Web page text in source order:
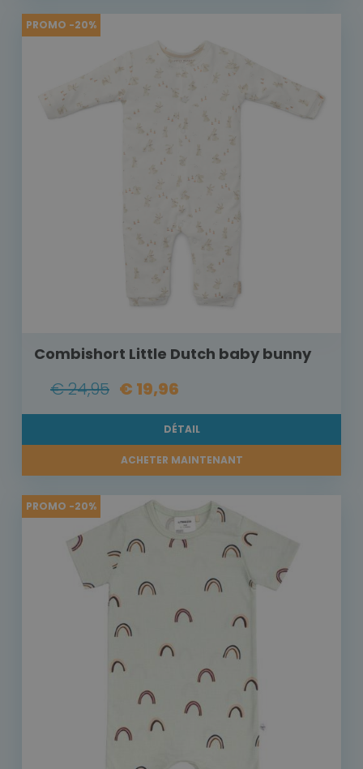
PROMO -20%
Combishort Little Dutch baby bunny
€ 24,95 € 19,96
DÉTAIL
ACHETER MAINTENANT
PROMO -20%